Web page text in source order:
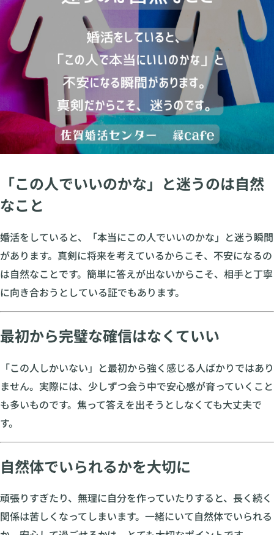
「この人でいいのかな」と迷うのは自然
なこと
婚活をしていると、「本当にこの人でいいのかな」と迷う瞬間
があります。真剣に将来を考えているからこそ、不安になるの
は自然なことです。簡単に答えが出ないからこそ、相手と丁寧
に向き合おうとしている証でもあります。
最初から完璧な確信はなくていい
「この人しかいない」と最初から強く感じる人ばかりではあり
ません。実際には、少しずつ会う中で安心感が育っていくこと
も多いものです。焦って答えを出そうとしなくても大丈夫で
す。
自然体でいられるかを大切に
頑張りすぎたり、無理に自分を作っていたりすると、長く続く
関係は苦しくなってしまいます。一緒にいて自然体でいられる